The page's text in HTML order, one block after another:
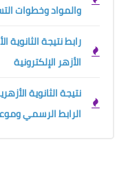
والمواد وخطوات
الأزهر الإلكترونية
الرابط الرسمي